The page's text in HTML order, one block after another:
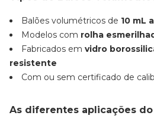
Balões volumétricos de 10 mL
Modelos com rolha
Fabricados em vidro
resistente
Com ou sem certificado de
As diferentes aplicações